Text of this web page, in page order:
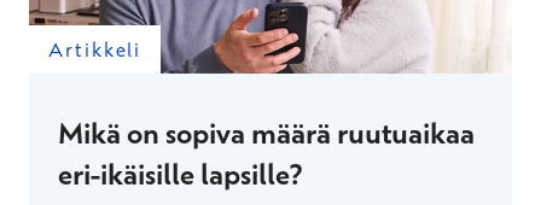
Artikkeli
Mikä on sopiva määrä ruutuaikaa
eri-ikäisille lapsille?